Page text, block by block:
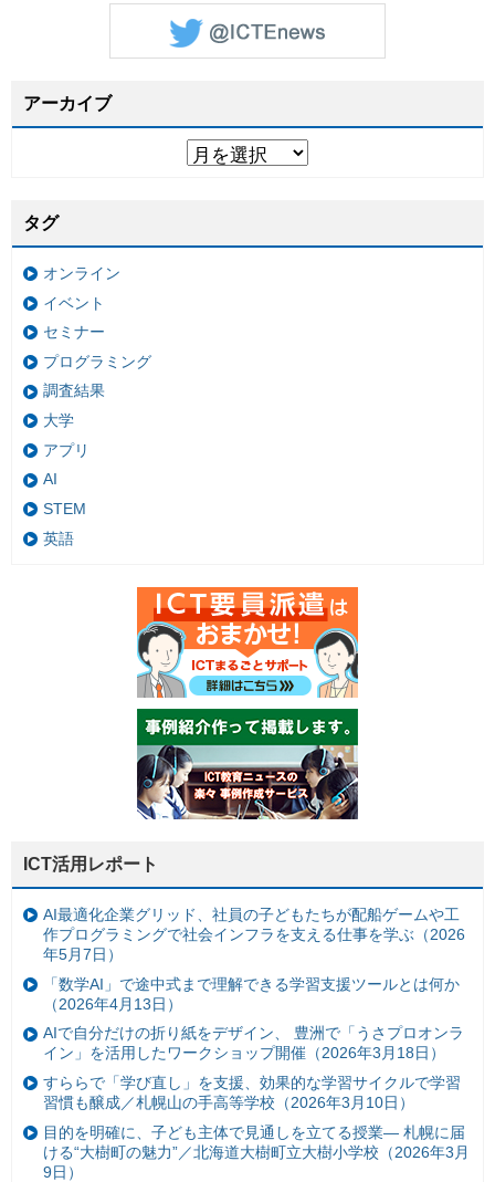
アーカイブ
タグ
オンライン
イベント
セミナー
プログラミング
調査結果
大学
アプリ
AI
STEM
英語
ICT活用レポート
AI最適化企業グリッド、社員の子どもたちが配船ゲームや工
作プログラミングで社会インフラを支える仕事を学ぶ（2026
年5月7日）
「数学AI」で途中式まで理解できる学習支援ツールとは何か
（2026年4月13日）
AIで自分だけの折り紙をデザイン、 豊洲で「うさプロオンラ
イン」を活用したワークショップ開催（2026年3月18日）
すららで「学び直し」を支援、効果的な学習サイクルで学習
習慣も醸成／札幌山の手高等学校（2026年3月10日）
目的を明確に、子ども主体で見通しを立てる授業— 札幌に届
ける“大樹町の魅力”／北海道大樹町立大樹小学校（2026年3月
9日）